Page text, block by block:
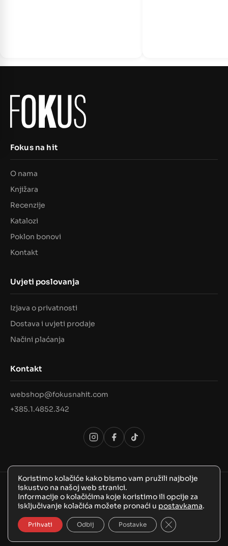
Fokus na hit
O nama
Knjižara
Recenzije
Katalozi
Poklon bonovi
Kontakt
Uvjeti poslovanja
Izjava o privatnosti
Dostava i uvjeti prodaje
Načini plaćanja
Kontakt
webshop@fokusnahit.com
+385.1.4852.342
© 2026 Sva prava pridržana, FokusNaHit!
BozooArt
Koristimo kolačiće kako bismo vam pružili najbolje
iskustvo na našoj web stranici.
Informacije o kolačićima koje koristimo ili opcije za
isključivanje kolačića možete pronaći u postavkama.
Prihvati Odbij Postavke Close GDPR